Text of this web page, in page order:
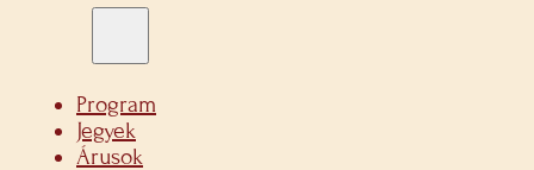
Program
Jegyek
Árusok